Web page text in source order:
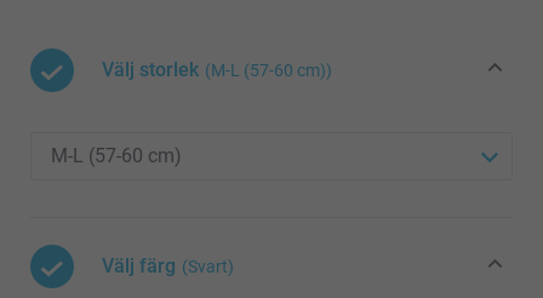
Välj storlek (M-L (57-60 cm))
Välj färg (Svart)